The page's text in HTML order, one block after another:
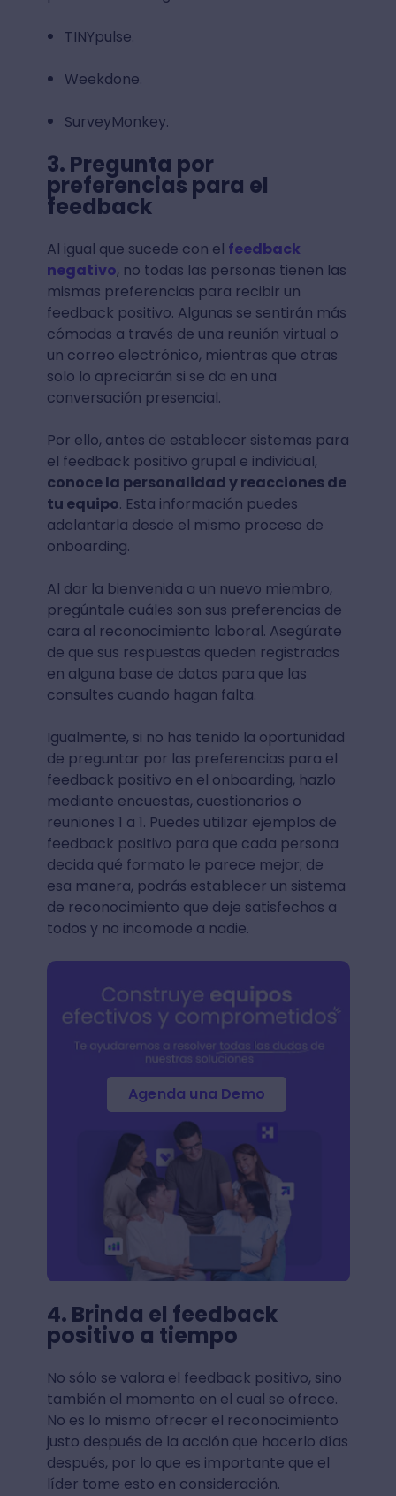
TINYpulse.
Weekdone.
SurveyMonkey.
3. Pregunta por
preferencias para el
feedback
Al igual que sucede con el feedback
negativo, no todas las personas tienen las
mismas preferencias para recibir un
feedback positivo. Algunas se sentirán más
cómodas a través de una reunión virtual o
un correo electrónico, mientras que otras
solo lo apreciarán si se da en una
conversación presencial.
Por ello, antes de establecer sistemas para
el feedback positivo grupal e individual,
conoce la personalidad y reacciones de
tu equipo. Esta información puedes
adelantarla desde el mismo proceso de
onboarding.
Al dar la bienvenida a un nuevo miembro,
pregúntale cuáles son sus preferencias de
cara al reconocimiento laboral. Asegúrate
de que sus respuestas queden registradas
en alguna base de datos para que las
consultes cuando hagan falta.
Igualmente, si no has tenido la oportunidad
de preguntar por las preferencias para el
feedback positivo en el onboarding, hazlo
mediante encuestas, cuestionarios o
reuniones 1 a 1. Puedes utilizar ejemplos de
feedback positivo para que cada persona
decida qué formato le parece mejor; de
esa manera, podrás establecer un sistema
de reconocimiento que deje satisfechos a
todos y no incomode a nadie.
Agenda una Demo
4. Brinda el feedback
positivo a tiempo
No sólo se valora el feedback positivo, sino
también el momento en el cual se ofrece.
No es lo mismo ofrecer el reconocimiento
justo después de la acción que hacerlo días
después, por lo que es importante que el
líder tome esto en consideración.